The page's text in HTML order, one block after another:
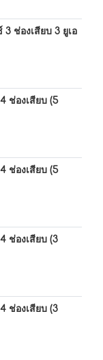
3 ช่องเสียบ 3 ยูเอ
ช่องเสียบ (5
ช่องเสียบ (5
ช่องเสียบ (3
ช่องเสียบ (3